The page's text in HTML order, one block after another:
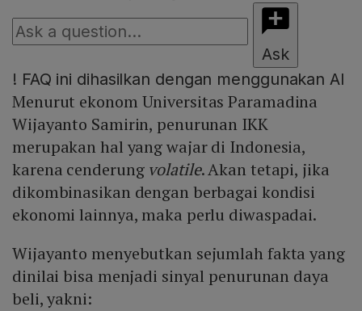
Ask
! FAQ ini dihasilkan dengan menggunakan AI
Menurut ekonom Universitas Paramadina
Wijayanto Samirin, penurunan IKK
merupakan hal yang wajar di Indonesia,
karena cenderung volatile. Akan tetapi, jika
dikombinasikan dengan berbagai kondisi
ekonomi lainnya, maka perlu diwaspadai.
Wijayanto menyebutkan sejumlah fakta yang
dinilai bisa menjadi sinyal penurunan daya
beli, yakni: